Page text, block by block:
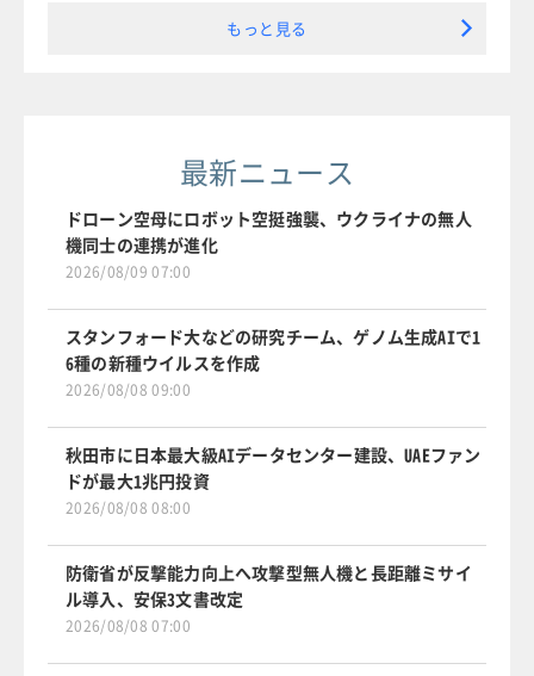
もっと見る
最新ニュース
ドローン空母にロボット空挺強襲、ウクライナの無人
機同士の連携が進化
2026/08/09 07:00
スタンフォード大などの研究チーム、ゲノム生成AIで1
6種の新種ウイルスを作成
2026/08/08 09:00
秋田市に日本最大級AIデータセンター建設、UAEファン
ドが最大1兆円投資
2026/08/08 08:00
防衛省が反撃能力向上へ攻撃型無人機と長距離ミサイ
ル導入、安保3文書改定
2026/08/08 07:00